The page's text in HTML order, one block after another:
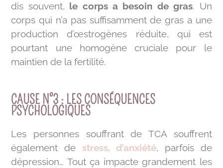
dis souvent, le corps a besoin de gras. Un
corps qui n’a pas suffisamment de gras a une
production d’œstrogènes réduite, qui est
pourtant une homogène cruciale pour le
maintien de la fertilité.
CAUSE N°3 : LES CONSÉQUENCES
PSYCHOLOGIQUES
Les personnes souffrant de TCA souffrent
également de stress, d’anxiété, parfois de
dépression… Tout ça impacte grandement les